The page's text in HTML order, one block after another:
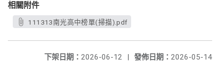
相關附件
111313南光高中榜單(掃描).pdf
發佈日期： 2026-05-14
下架日期： 2026-06-12
|